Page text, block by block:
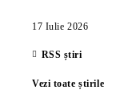
17 Iulie 2026
RSS știri
Vezi toate știrile